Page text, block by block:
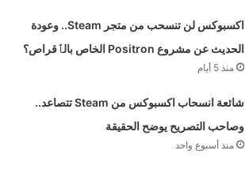
اكسبوكس لن تنسحب من متجر Steam.. وعودة
الحديث عن مشروع Positron الخاص بالٱقراص؟
منذ 5 أيام
شائعة انسحاب اكسبوكس من Steam تتصاعد..
وصاحب التصريح يوضح الحقيقة
منذ أسبوع واحد